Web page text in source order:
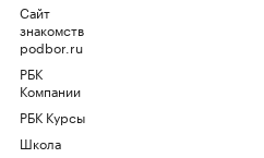
Сайт
знакомств
podbor.ru
РБК
Компании
РБК Курсы
Школа